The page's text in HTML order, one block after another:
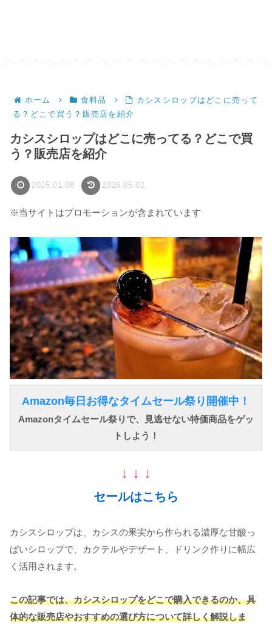
ホーム 食料品
カシスシロップはどこに売って
る？どこで買う？販売店を紹介
カシスシロップはどこに売ってる？どこで買
う？販売店を紹介
2025.01.08 2026.05.02
※当サイトはプロモーションが含まれています
Amazon毎日お得なタイムセール祭り開催中！
Amazonタイムセール祭りで、見逃せない特価商品をゲッ
トしよう！
↓ ↓ ↓
セールはこちら
カシスシロップは、カシスの果実から作られる濃厚な甘酸っ
ぱいシロップで、カクテルやデザート、ドリンク作りに幅広
く活用されます。
この記事では、カシスシロップをどこで購入できるのか、具
体的な販売店やおすすめの選び方について詳しく解説しま